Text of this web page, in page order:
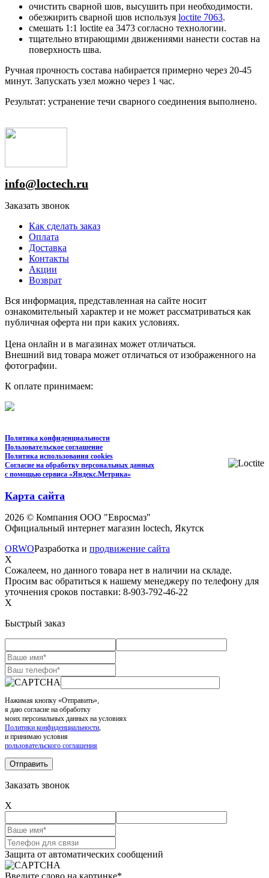
очистить сварной шов, высушить при необходимости.
обезжирить сварной шов используя loctite 7063.
смешать 1:1 loctite ea 3473 согласно технологии.
тщательно втирающими движениями нанести состав на
поверхность шва.
Ручная прочность состава набирается примерно через 20-45
минут. Запускать узел можно через 1 час.
Результат: устранение течи сварного соединения выполнено.
info@loctech.ru
Заказать звонок
Как сделать заказ
Оплата
Доставка
Контакты
Акции
Возврат
Вся информация, представленная на сайте носит
ознакомительный характер и не может рассматриваться как
публичная оферта ни при каких условиях.
Цена онлайн и в магазинах может отличаться.
Внешний вид товара может отличаться от изображенного на
фотографии.
К оплате принимаем:
Политика конфиденциальности
Пользовательское соглашение
Политика использования cookies
Согласие на обработку персональных данных
с помощью сервиса «Яндекс.Метрика»
Карта сайта
2026 © Компания ООО "Евросмаз"
Официальный интернет магазин loctech, Якутск
ORWOРазработка и продвижение сайта
X
Сожалеем, но данного товара нет в наличии на складе.
Просим вас обратиться к нашему менеджеру по телефону для
уточнения сроков поставки: 8-903-792-46-22
X
Быстрый заказ
Нажимая кнопку «Отправить»,
я даю согласие на обработку
моих персональных данных на условиях
Политики конфиденциальности
и принимаю условия
пользовательского соглашения
Заказать звонок
X
Защита от автоматических сообщений
Введите слово на картинке*